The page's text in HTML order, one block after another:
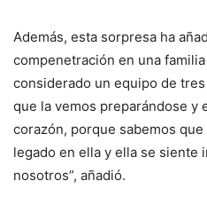
Además, esta sorpresa ha
compenetración en una
considerado un equipo de
que la vemos preparándose y
corazón, porque sabemos
legado en ella y ella se siente
nosotros”, añadió.